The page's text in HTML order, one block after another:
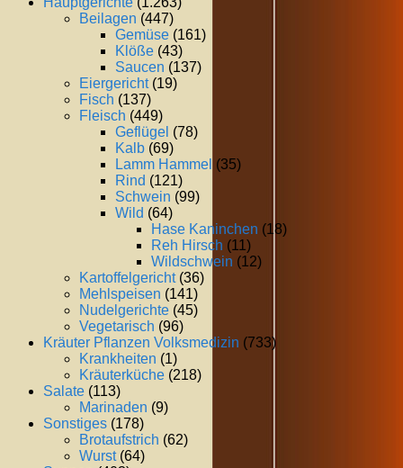
Beilagen (447)
Gemüse (161)
Klöße (43)
Saucen (137)
Eiergericht(19)
Fisch (137)
Fleisch (449)
Geflügel (78)
Kalb (69)
Lamm Hammel (35)
Rind (121)
Schwein (99)
Wild (64)
Hase Kaninchen (18)
Reh Hirsch (11)
Wildschwein (12)
Kartoffelgericht(36)
Mehlspeisen (141)
Nudelgerichte (45)
Vegetarisch (96)
Kräuter Pflanzen Volksmedizin (733)
Krankheiten (1)
Kräuterküche (218)
Salate (113)
Marinaden (9)
Sonstiges (178)
Brotaufstrich (62)
Wurst(64)